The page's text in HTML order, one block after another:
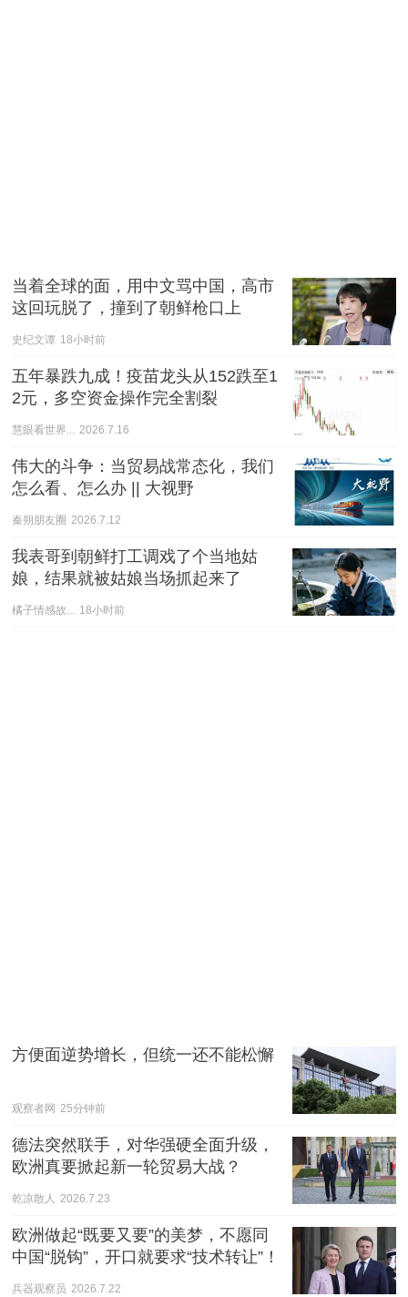
当着全球的面，用中文骂中国，高市
这回玩脱了，撞到了朝鲜枪口上
史纪文谭 18小时前
五年暴跌九成！疫苗龙头从152跌至1
2元，多空资金操作完全割裂
慧眼看世界... 2026.7.16
伟大的斗争：当贸易战常态化，我们
怎么看、怎么办 || 大视野
秦朔朋友圈 2026.7.12
我表哥到朝鲜打工调戏了个当地姑
娘，结果就被姑娘当场抓起来了
橘子情感故... 18小时前
方便面逆势增长，但统一还不能松懈
观察者网 25分钟前
德法突然联手，对华强硬全面升级，
欧洲真要掀起新一轮贸易大战？
乾凉散人 2026.7.23
欧洲做起“既要又要”的美梦，不愿同
中国“脱钩”，开口就要求“技术转让”！
兵器观察员 2026.7.22